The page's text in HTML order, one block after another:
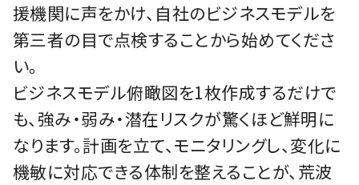
援機関に声をかけ、自社のビジネスモデルを
第三者の目で点検することから始めてくださ
い。
ビジネスモデル俯瞰図を1枚作成するだけで
も、強み・弱み・潜在リスクが驚くほど鮮明に
なります。計画を立て、モニタリングし、変化に
機敏に対応できる体制を整えることが、荒波